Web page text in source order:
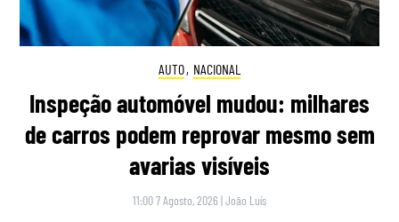
AUTO, NACIONAL
Inspeção automóvel mudou: milhares
de carros podem reprovar mesmo sem
avarias visíveis
11:00 7 Agosto, 2026 |João Luís